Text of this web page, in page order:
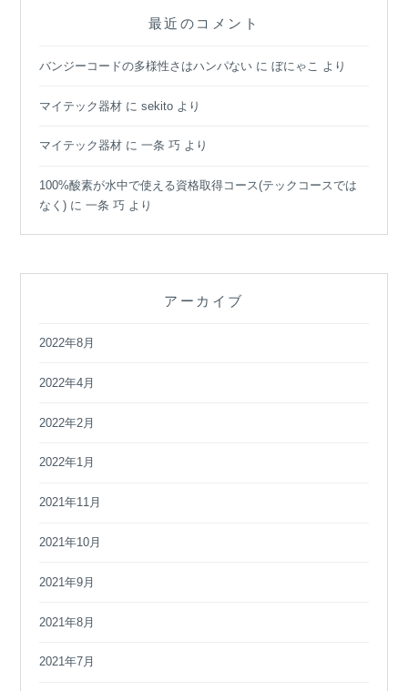
最近のコメント
バンジーコードの多様性さはハンパない にぼにゃこ より
マイテック器材 にsekito より
マイテック器材 に一条 巧 より
100%酸素が水中で使える資格取得コース(テックコースでは
なく) に一条 巧 より
アーカイブ
2022年8月
2022年4月
2022年2月
2022年1月
2021年11月
2021年10月
2021年9月
2021年8月
2021年7月